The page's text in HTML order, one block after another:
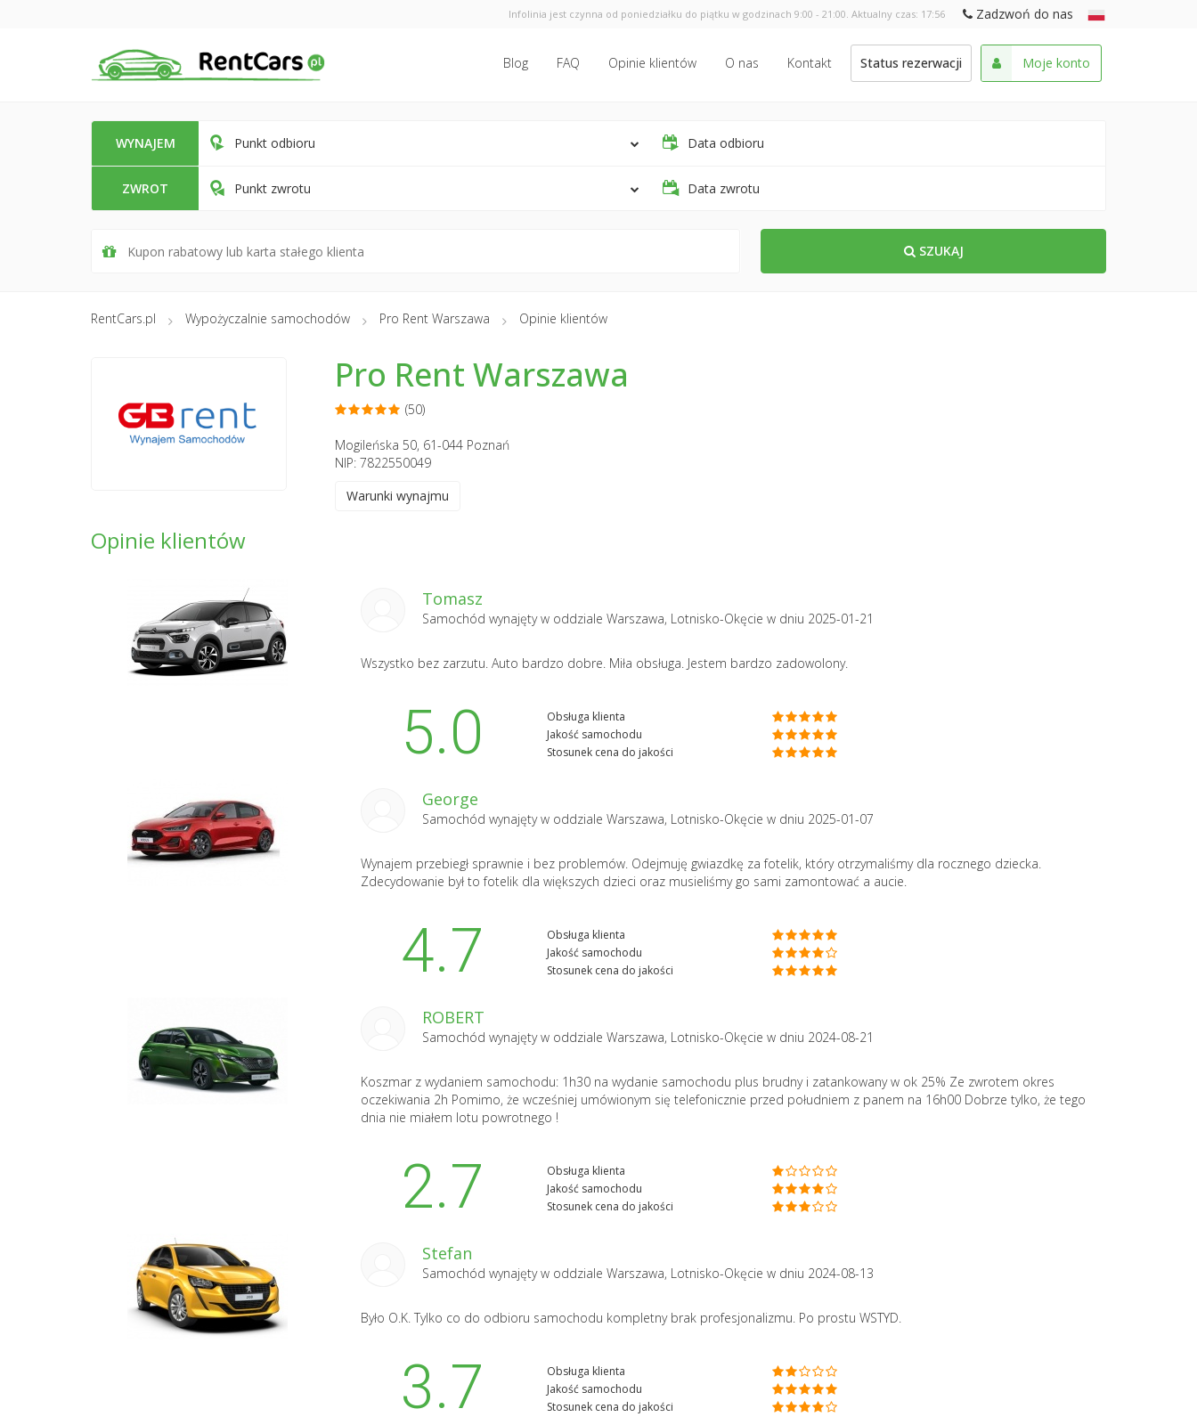
Infolinia jest czynna od poniedziałku do piątku w godzinach 9:00 - 21:00. Aktualny czas: 17:56 Zadzwoń do nas
Blog FAQ Opinie klientów O nas Kontakt Status rezerwacji Moje konto
WYNAJEM Punkt odbioru Data odbioru
ZWROT Punkt zwrotu Data zwrotu
SZUKAJ
RentCars.pl Wypożyczalnie samochodów Pro Rent Warszawa Opinie klientów
Pro Rent Warszawa
(50)
Mogileńska 50, 61-044 Poznań
NIP: 7822550049
Warunki wynajmu
Opinie klientów
Tomasz
Samochód wynajęty w oddziale Warszawa, Lotnisko-Okęcie w dniu 2025-01-21
Wszystko bez zarzutu. Auto bardzo dobre. Miła obsługa. Jestem bardzo zadowolony.
5.0
Obsługa klienta
Jakość samochodu
Stosunek cena do jakości
George
Samochód wynajęty w oddziale Warszawa, Lotnisko-Okęcie w dniu 2025-01-07
Wynajem przebiegł sprawnie i bez problemów. Odejmuję gwiazdkę za fotelik, który otrzymaliśmy dla rocznego dziecka.
Zdecydowanie był to fotelik dla większych dzieci oraz musieliśmy go sami zamontować a aucie.
4.7
Obsługa klienta
Jakość samochodu
Stosunek cena do jakości
ROBERT
Samochód wynajęty w oddziale Warszawa, Lotnisko-Okęcie w dniu 2024-08-21
Koszmar z wydaniem samochodu: 1h30 na wydanie samochodu plus brudny i zatankowany w ok 25% Ze zwrotem okres
oczekiwania 2h Pomimo, że wcześniej umówionym się telefonicznie przed południem z panem na 16h00 Dobrze tylko, że tego
dnia nie miałem lotu powrotnego !
2.7
Obsługa klienta
Jakość samochodu
Stosunek cena do jakości
Stefan
Samochód wynajęty w oddziale Warszawa, Lotnisko-Okęcie w dniu 2024-08-13
Było O.K. Tylko co do odbioru samochodu kompletny brak profesjonalizmu. Po prostu WSTYD.
3.7
Obsługa klienta
Jakość samochodu
Stosunek cena do jakości